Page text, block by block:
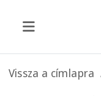
Morzsa
Vissza a címlapra